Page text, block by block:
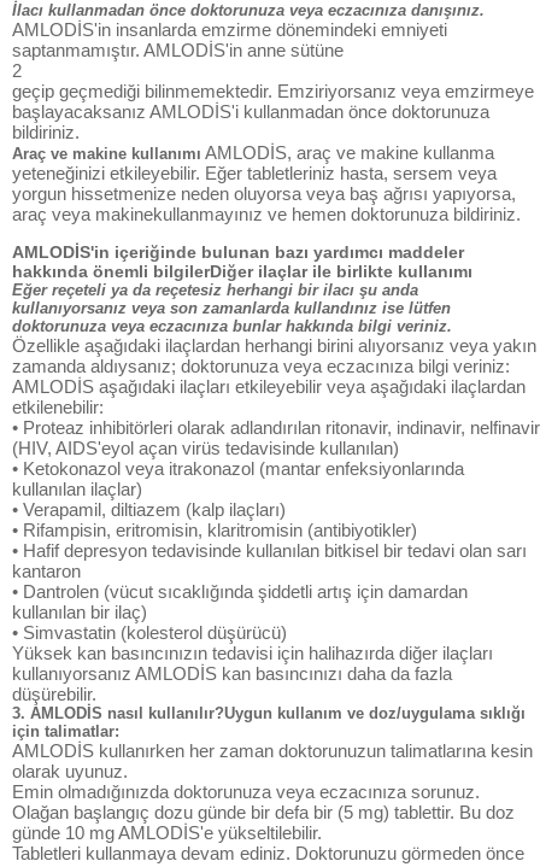
İlacı kullanmadan önce doktorunuza veya eczacınıza danışınız.
AMLODİS'in insanlarda emzirme dönemindeki emniyeti
saptanmamıştır. AMLODİS'in anne sütüne
2
geçip geçmediği bilinmemektedir. Emziriyorsanız veya emzirmeye
başlayacaksanız AMLODİS'i kullanmadan önce doktorunuza
bildiriniz.
Araç ve makine kullanımı AMLODİS, araç ve makine kullanma
yeteneğinizi etkileyebilir. Eğer tabletleriniz hasta, sersem veya
yorgun hissetmenize neden oluyorsa veya baş ağrısı yapıyorsa,
araç veya makinekullanmayınız ve hemen doktorunuza bildiriniz.
AMLODİS'in içeriğinde bulunan bazı yardımcı maddeler
hakkında önemli bilgilerDiğer ilaçlar ile birlikte kullanımı
Eğer reçeteli ya da reçetesiz herhangi bir ilacı şu anda
kullanıyorsanız veya son zamanlarda kullandınız ise lütfen
doktorunuza veya eczacınıza bunlar hakkında bilgi veriniz.
Özellikle aşağıdaki ilaçlardan herhangi birini alıyorsanız veya yakın
zamanda aldıysanız; doktorunuza veya eczacınıza bilgi veriniz:
AMLODİS aşağıdaki ilaçları etkileyebilir veya aşağıdaki ilaçlardan
etkilenebilir:
• Proteaz inhibitörleri olarak adlandırılan ritonavir, indinavir, nelfinavir
(HIV, AIDS'eyol açan virüs tedavisinde kullanılan)
• Ketokonazol veya itrakonazol (mantar enfeksiyonlarında
kullanılan ilaçlar)
• Verapamil, diltiazem (kalp ilaçları)
• Rifampisin, eritromisin, klaritromisin (antibiyotikler)
• Hafif depresyon tedavisinde kullanılan bitkisel bir tedavi olan sarı
kantaron
• Dantrolen (vücut sıcaklığında şiddetli artış için damardan
kullanılan bir ilaç)
• Simvastatin (kolesterol düşürücü)
Yüksek kan basıncınızın tedavisi için halihazırda diğer ilaçları
kullanıyorsanız AMLODİS kan basıncınızı daha da fazla
düşürebilir.
3. AMLODİS nasıl kullanılır?Uygun kullanım ve doz/uygulama sıklığı
için talimatlar:
AMLODİS kullanırken her zaman doktorunuzun talimatlarına kesin
olarak uyunuz.
Emin olmadığınızda doktorunuza veya eczacınıza sorunuz.
Olağan başlangıç dozu günde bir defa bir (5 mg) tablettir. Bu doz
günde 10 mg AMLODİS'e yükseltilebilir.
Tabletleri kullanmaya devam ediniz. Doktorunuzu görmeden önce